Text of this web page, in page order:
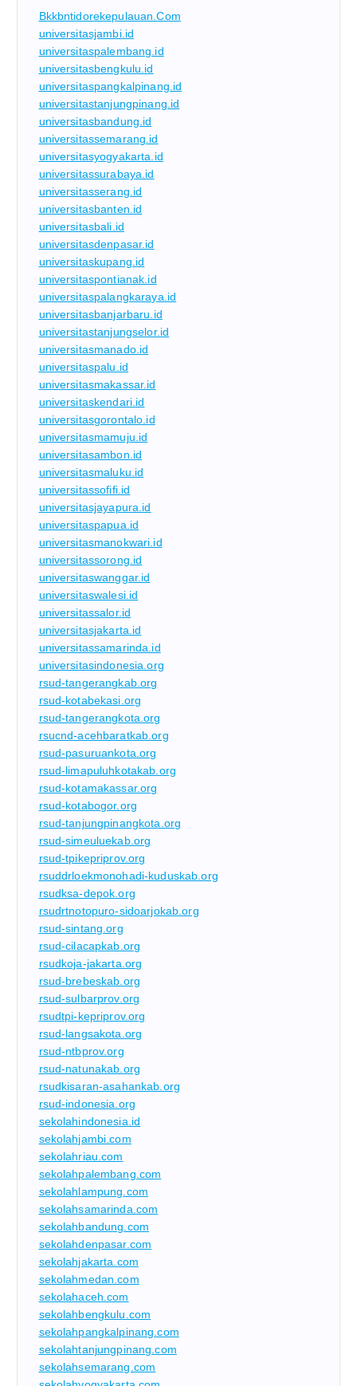
Bkkbntidorekepulauan.com
universitasjambi.id
universitaspalembang.id
universitasbengkulu.id
universitaspangkalpinang.id
universitastanjungpinang.id
universitasbandung.id
universitassemarang.id
universitasyogyakarta.id
universitassurabaya.id
universitasserang.id
universitasbanten.id
universitasbali.id
universitasdenpasar.id
universitaskupang.id
universitaspontianak.id
universitaspalangkaraya.id
universitasbanjarbaru.id
universitastanjungselor.id
universitasmanado.id
universitaspalu.id
universitasmakassar.id
universitaskendari.id
universitasgorontalo.id
universitasmamuju.id
universitasambon.id
universitasmaluku.id
universitassofifi.id
universitasjayapura.id
universitaspapua.id
universitasmanokwari.id
universitassorong.id
universitaswanggar.id
universitaswalesi.id
universitassalor.id
universitasjakarta.id
universitassamarinda.id
universitasindonesia.org
rsud-tangerangkab.org
rsud-kotabekasi.org
rsud-tangerangkota.org
rsucnd-acehbaratkab.org
rsud-pasuruankota.org
rsud-limapuluhkotakab.org
rsud-kotamakassar.org
rsud-kotabogor.org
rsud-tanjungpinangkota.org
rsud-simeuluekab.org
rsud-tpikepriprov.org
rsuddrloekmonohadi-kuduskab.org
rsudksa-depok.org
rsudrtnotopuro-sidoarjokab.org
rsud-sintang.org
rsud-cilacapkab.org
rsudkoja-jakarta.org
rsud-brebeskab.org
rsud-sulbarprov.org
rsudtpi-kepriprov.org
rsud-langsakota.org
rsud-ntbprov.org
rsud-natunakab.org
rsudkisaran-asahankab.org
rsud-indonesia.org
sekolahindonesia.id
sekolahjambi.com
sekolahriau.com
sekolahpalembang.com
sekolahlampung.com
sekolahsamarinda.com
sekolahbandung.com
sekolahdenpasar.com
sekolahjakarta.com
sekolahmedan.com
sekolahaceh.com
sekolahbengkulu.com
sekolahpangkalpinang.com
sekolahtanjungpinang.com
sekolahsemarang.com